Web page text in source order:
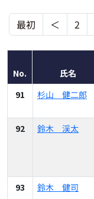
最初 ＜ 2
No. 氏名
91
杉山 健二郎
92 鈴木 渓太
93 鈴木 健司